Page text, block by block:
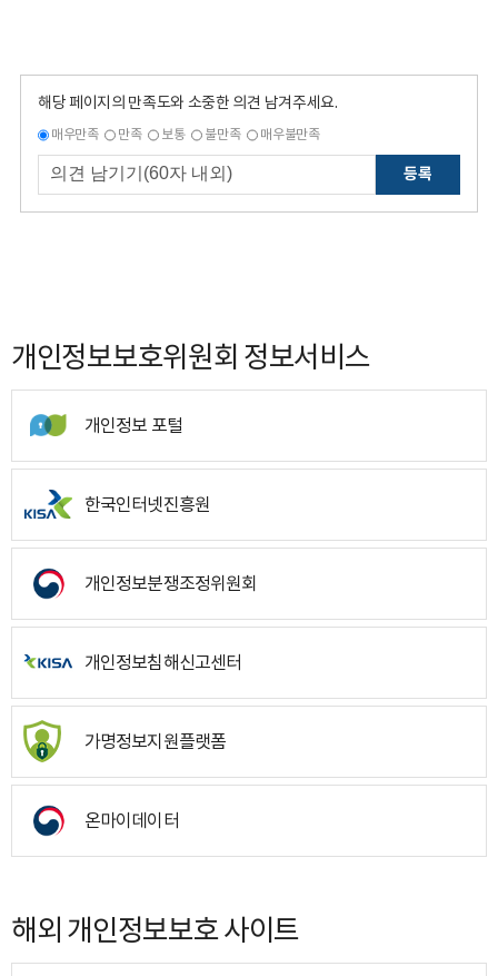
해당 페이지의 만족도와 소중한 의견 남겨주세요.
매우만족 만족 보통 불만족 매우불만족
등록
개인정보보호위원회 정보서비스
개인정보 포털
한국인터넷진흥원
개인정보분쟁조정위원회
개인정보침해신고센터
가명정보지원플랫폼
온마이데이터
해외 개인정보보호 사이트